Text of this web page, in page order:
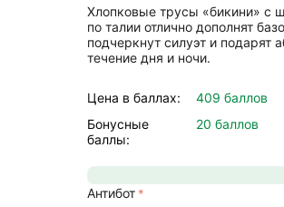
Хлопковые трусы «бикини» с
по талии отлично дополнят
подчеркнут силуэт и подарят
течение дня и ночи.
Цена в баллах:
409 баллов
Бонусные
баллы:
20 баллов
Антибот